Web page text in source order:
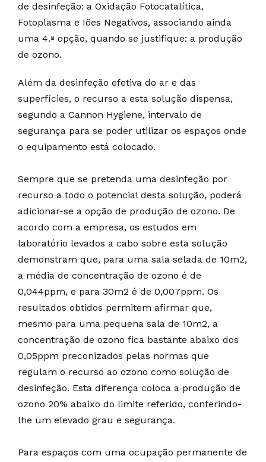
de desinfeção: a Oxidação Fotocatalítica,
Fotoplasma e Iões Negativos, associando ainda
uma 4.ª opção, quando se justifique: a produção
de ozono.
Além da desinfeção efetiva do ar e das
superfícies, o recurso a esta solução dispensa,
segundo a Cannon Hygiene, intervalo de
segurança para se poder utilizar os espaços onde
o equipamento está colocado.
Sempre que se pretenda uma desinfeção por
recurso a todo o potencial desta solução, poderá
adicionar-se a opção de produção de ozono. De
acordo com a empresa, os estudos em
laboratório levados a cabo sobre esta solução
demonstram que, para uma sala selada de 10m2,
a média de concentração de ozono é de
0,044ppm, e para 30m2 é de 0,007ppm. Os
resultados obtidos permitem afirmar que,
mesmo para uma pequena sala de 10m2, a
concentração de ozono fica bastante abaixo dos
0,05ppm preconizados pelas normas que
regulam o recurso ao ozono como solução de
desinfeção. Esta diferença coloca a produção de
ozono 20% abaixo do limite referido, conferindo-
lhe um elevado grau e segurança.
Para espaços com uma ocupação permanente de